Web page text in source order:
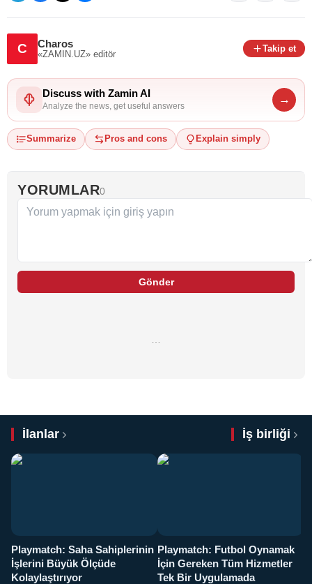
C Charos
«ZAMIN.UZ» editör
Takip et
Discuss with Zamin AI
Analyze the news, get useful answers
→
Summarize Pros and cons Explain simply
YORUMLAR0
Gönder
İlanlar İş birliği
Playmatch: Saha Sahiplerinin
İşlerini Büyük Ölçüde
Kolaylaştırıyor
Playmatch: Futbol Oynamak
İçin Gereken Tüm Hizmetler
Tek Bir Uygulamada